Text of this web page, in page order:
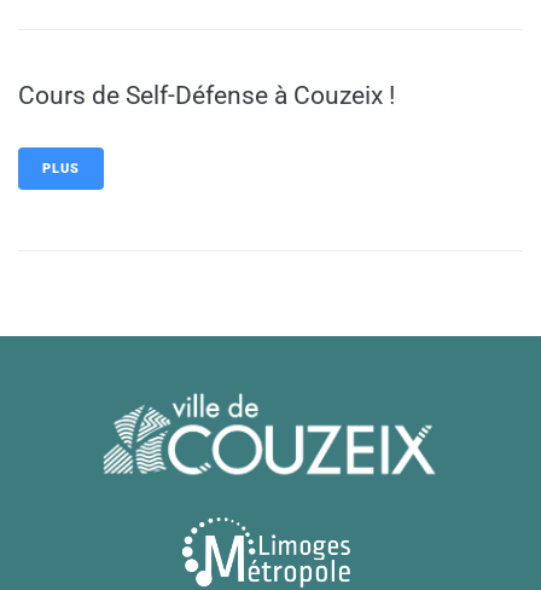
Cours de Self-Défense à Couzeix !
PLUS